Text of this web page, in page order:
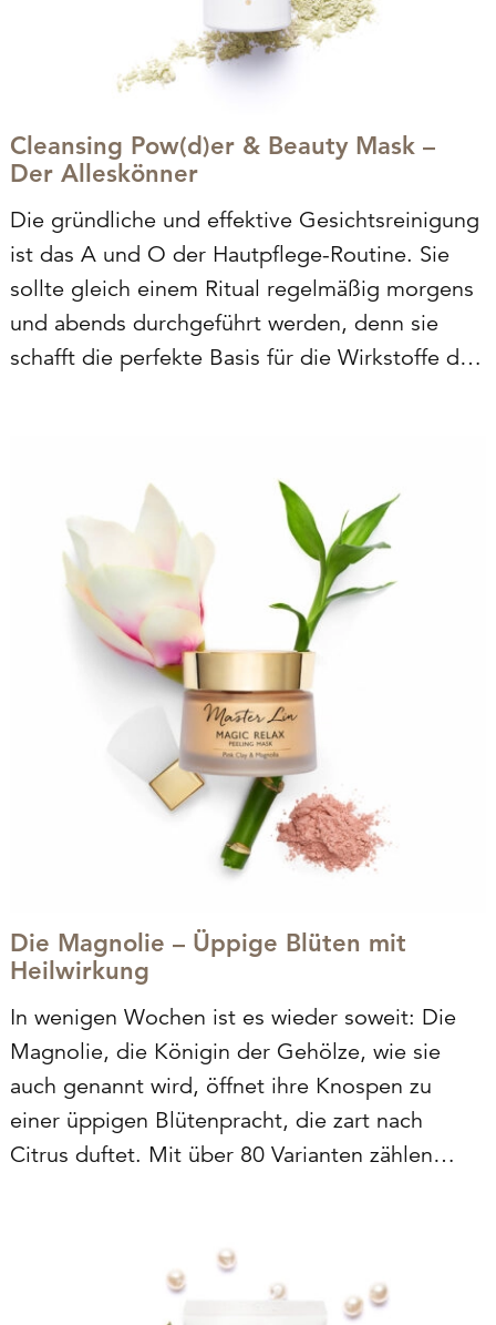
Cleansing Pow(d)er & Beauty Mask –
Der Alleskönner
Die gründliche und effektive Gesichtsreinigung
ist das A und O der Hautpflege-Routine. Sie
sollte gleich einem Ritual regelmäßig morgens
und abends durchgeführt werden, denn sie
schafft die perfekte Basis für die Wirkstoffe der
Die Magnolie – Üppige Blüten mit
Heilwirkung
In wenigen Wochen ist es wieder soweit: Die
Magnolie, die Königin der Gehölze, wie sie
auch genannt wird, öffnet ihre Knospen zu
einer üppigen Blütenpracht, die zart nach
Citrus duftet. Mit über 80 Varianten zählen